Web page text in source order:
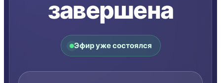
завершена
Эфир уже состоялся